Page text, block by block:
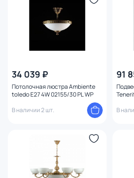
34 039 ₽
Потолочная люстра Ambiente
toledo E27 4W 02155/30 PL WP
В наличии 2 шт.
91
В